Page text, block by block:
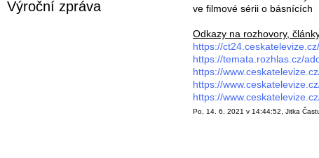
Výroční zpráva
ve filmové sérii o básnících
Odkazy na rozhovory,
https://
https://temata.rozhlas.cz/
https://
https://
https://
Po, 14. 6. 2021 v 14:44:52, Jitka